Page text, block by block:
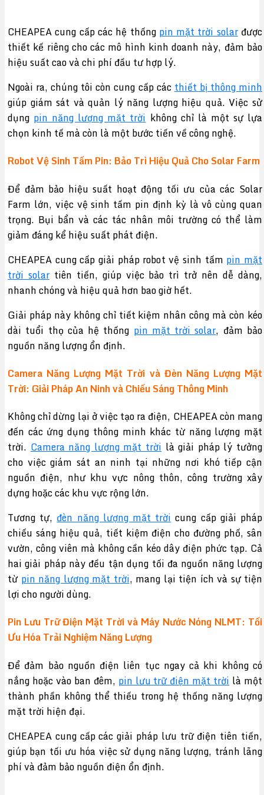
CHEAPEA cung cấp các hệ thống pin mặt trời solarđược
thiết kế riêng cho các mô hình kinh doanh này, đảm bảo
hiệu suất cao và chi phí đầu tư hợp lý.
Ngoài ra, chúng tôi còn cung cấp các thiết bị thông minh
giúp giám sát và quản lý năng lượng hiệu quả. Việc sử
dụng pin năng lượng mặt trời không chỉ là một sự lựa
chọn kinh tế mà còn là một bước tiến về công nghệ.
Robot Vệ Sinh Tấm Pin: Bảo Trì Hiệu Quả Cho Solar Farm
Để đảm bảo hiệu suất hoạt động tối ưu của các Solar
Farm lớn, việc vệ sinh tấm pin định kỳ là vô cùng quan
trọng. Bụi bẩn và các tác nhân môi trường có thể làm
giảm đáng kể hiệu suất phát điện.
CHEAPEA cung cấp giải pháp robot vệ sinh tấm pin mặt
trời solartiên tiến, giúp việc bảo trì trở nên dễ dàng,
nhanh chóng và hiệu quả hơn bao giờ hết.
Giải pháp này không chỉ tiết kiệm nhân công mà còn kéo
dài tuổi thọ của hệ thống pin mặt trời solar, đảm bảo
nguồn năng lượng ổn định.
Camera Năng Lượng Mặt Trời và Đèn Năng Lượng Mặt
Trời: Giải Pháp An Ninh và Chiếu Sáng Thông Minh
Không chỉ dừng lại ở việc tạo ra điện, CHEAPEA còn mang
đến các ứng dụng thông minh khác từ năng lượng mặt
trời. Camera năng lượng mặt trời là giải pháp lý tưởng
cho việc giám sát an ninh tại những nơi khó tiếp cận
nguồn điện, như khu vực nông thôn, công trường xây
dựng hoặc các khu vực rộng lớn.
Tương tự, đèn năng lượng mặt trời cung cấp giải pháp
chiếu sáng hiệu quả, tiết kiệm điện cho đường phố, sân
vườn, công viên mà không cần kéo dây điện phức tạp. Cả
hai giải pháp này đều tận dụng tối đa nguồn năng lượng
từ pin năng lượng mặt trời, mang lại tiện ích và sự tiện
lợi cho người dùng.
Pin Lưu Trữ Điện Mặt Trời và Máy Nước Nóng NLMT: Tối
Ưu Hóa Trải Nghiệm Năng Lượng
Để đảm bảo nguồn điện liên tục ngay cả khi không có
nắng hoặc vào ban đêm, pin lưu trữ điện mặt trời là một
thành phần không thể thiếu trong hệ thống năng lượng
mặt trời hiện đại.
CHEAPEA cung cấp các giải pháp lưu trữ điện tiên tiến,
giúp bạn tối ưu hóa việc sử dụng năng lượng, tránh lãng
phí và đảm bảo nguồn điện ổn định.